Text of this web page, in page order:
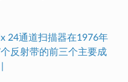
24通道扫描器在1976年
反射带的前三个主要成